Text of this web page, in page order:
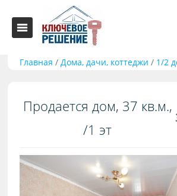
Главная /Дома, дачи, коттеджи / 1/2
Продается дом, 37 кв.м.,
/1 эт